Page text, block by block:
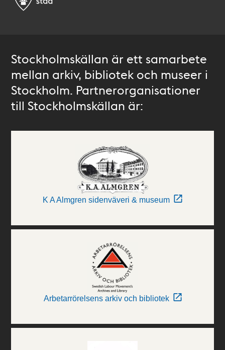
Stockholmskällan är ett samarbete
mellan arkiv, bibliotek och museer i
Stockholm. Partnerorganisationer
till Stockholmskällan är:
K A Almgren sidenväveri & museum
Arbetarrörelsens arkiv och bibliotek